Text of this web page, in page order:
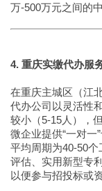
万-500万元之间的
4. 重庆实缴代办服
在重庆主城区（江
代办公司以灵活性
较小（5-15人），
微企业提供“一对一
平均周期为40-50
评估、实用新型专
以便参与招投标或